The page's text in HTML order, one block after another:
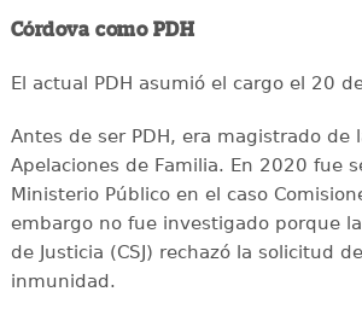
Córdova como PDH
El actual PDH asumió el cargo el 20
Antes de ser PDH, era magistrado de
Apelaciones de Familia. En 2020 fue
Ministerio Público en el caso
embargo no fue investigado porque
de Justicia (CSJ) rechazó la solicitud
inmunidad.